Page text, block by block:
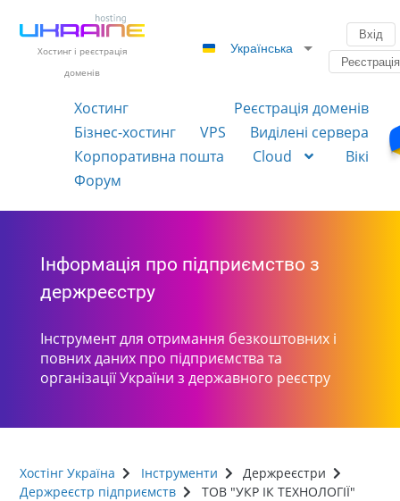
Хостинг і реєстрація
доменів
Українська
Вхід
Реєстрація
Хостинг
Реєстрація доменів
Бізнес-хостинг
VPS
Виділені сервера
Корпоративна пошта
Cloud
Вікі
Форум
Інформація про підприємство з
держреєстру
Інструмент для отримання безкоштовних і
повних даних про підприємства та
організації України з державного реєстру
Хостінг Україна Інструменти
Держреєстри
Держреєстр підприємств
ТОВ "УКР ІК ТЕХНОЛОГІЇ"